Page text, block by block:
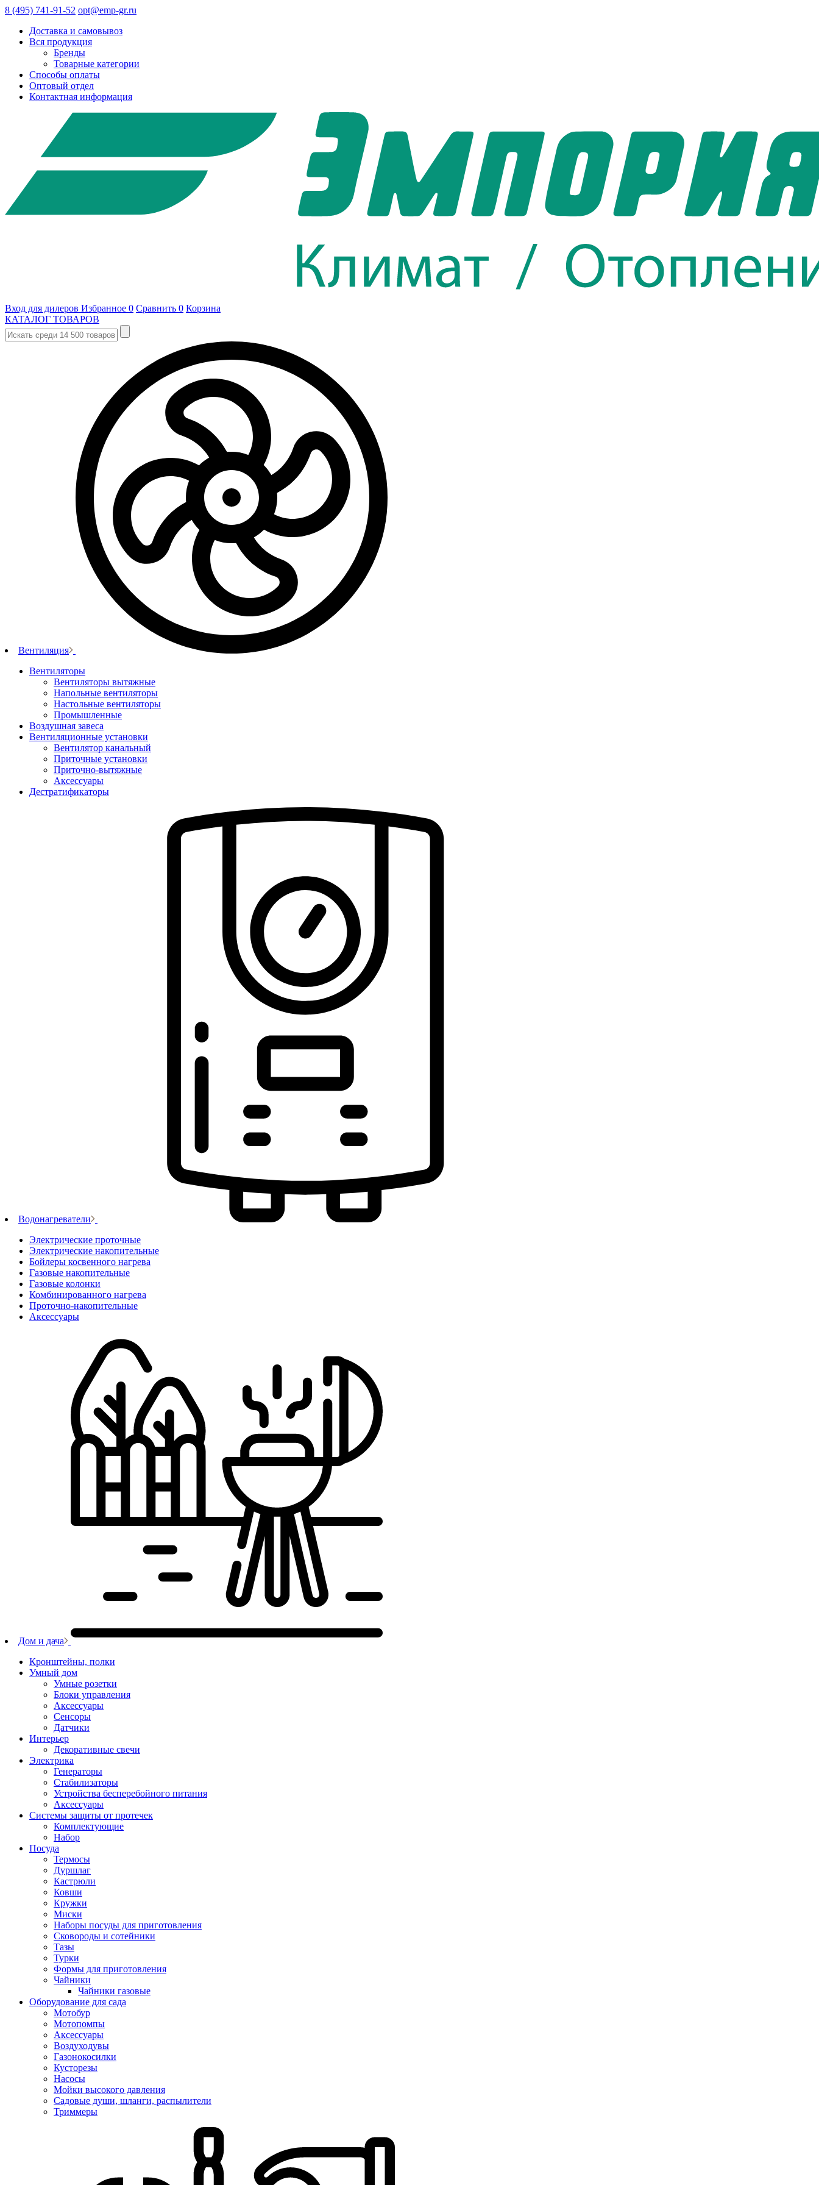
8 (495) 741-91-52 opt@emp-gr.ru
Доставка и самовывоз
Вся продукция
Бренды
Товарные категории
Способы оплаты
Оптовый отдел
Контактная информация
Вход для дилеров Избранное 0 Сравнить 0 Корзина
КАТАЛОГ ТОВАРОВ
Вентиляция
Вентиляторы
Вентиляторы вытяжные
Напольные вентиляторы
Настольные вентиляторы
Промышленные
Воздушная завеса
Вентиляционные установки
Вентилятор канальный
Приточные установки
Приточно-вытяжные
Аксессуары
Дестратификаторы
Водонагреватели
Электрические проточные
Электрические накопительные
Бойлеры косвенного нагрева
Газовые накопительные
Газовые колонки
Комбинированного нагрева
Проточно-накопительные
Аксессуары
Дом и дача
Кронштейны, полки
Умный дом
Умные розетки
Блоки управления
Аксессуары
Сенсоры
Датчики
Интерьер
Декоративные свечи
Электрика
Генераторы
Стабилизаторы
Устройства бесперебойного питания
Аксессуары
Системы защиты от протечек
Комплектующие
Набор
Посуда
Термосы
Дуршлаг
Кастрюли
Ковши
Кружки
Миски
Наборы посуды для приготовления
Сковороды и сотейники
Тазы
Турки
Формы для приготовления
Чайники
Чайники газовые
Оборудование для сада
Мотобур
Мотопомпы
Аксессуары
Воздуходувы
Газонокосилки
Кусторезы
Насосы
Мойки высокого давления
Садовые души, шланги, распылители
Триммеры